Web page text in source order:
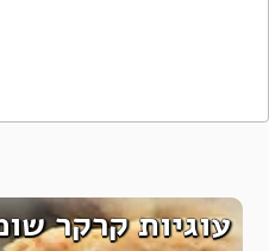
עוגיות קרקר